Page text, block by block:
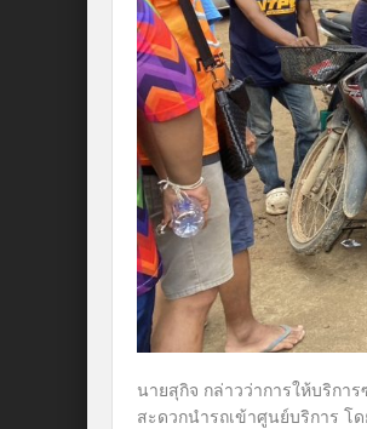
นายสุกิจ กล่าวว่าการให้บริกา
สะดวกนำรถเข้าศูนย์บริการ โ